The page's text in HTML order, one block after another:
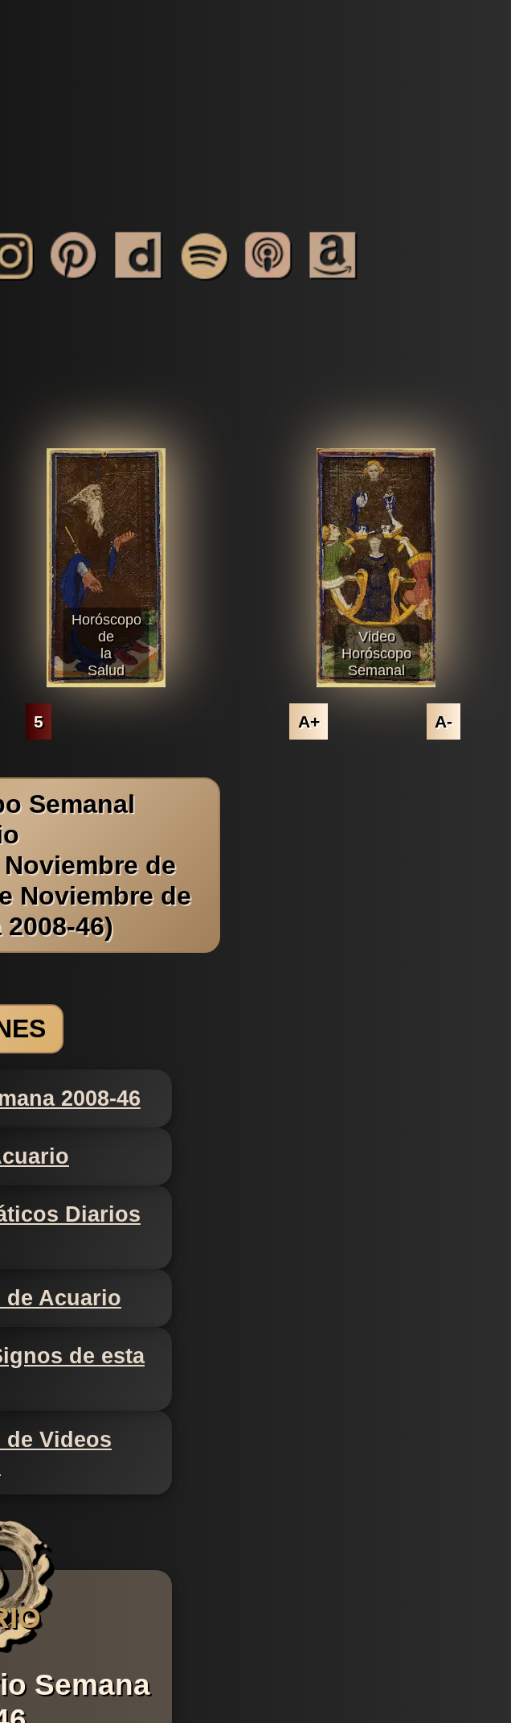
Horóscopo
de
la
Salud
Video
Horóscopo
Semanal
5 A+ A-
Semanal
de
Noviembre de
2008-46)
2008-46
Diarios
Acuario
de esta
Videos
Semana